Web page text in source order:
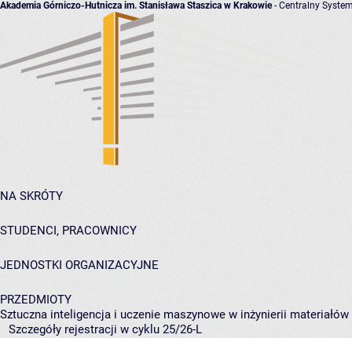
Akademia Górniczo-Hutnicza im. Stanisława Staszica w Krakowie- Centralny
NA SKRÓTY
STUDENCI, PRACOWNICY
JEDNOSTKI ORGANIZACYJNE
PRZEDMIOTY
Sztuczna inteligencja i uczenie maszynowe w inżynierii materiałów
Szczegóły rejestracji w cyklu 25/26-L